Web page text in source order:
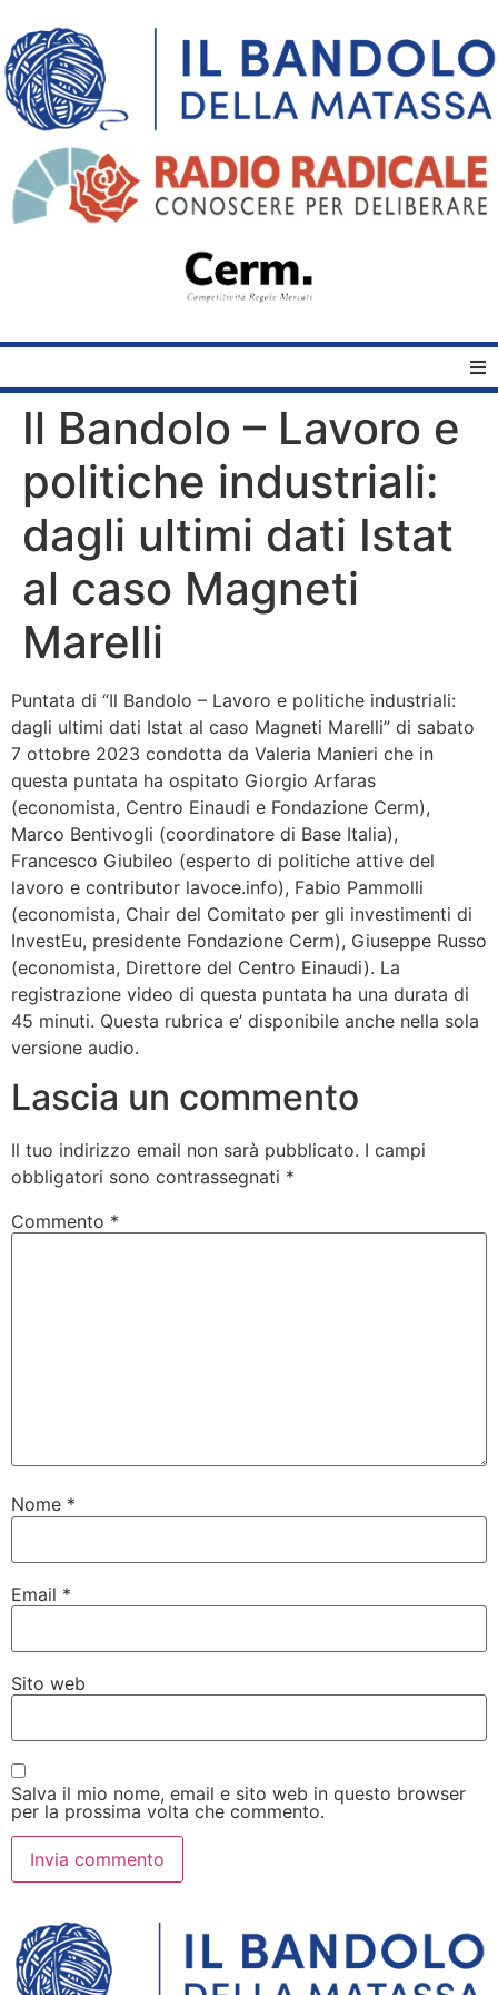
Home
Quelli del Bandolo
Bandolo
Connessioni
Fondazione CERM – Idee
Il Bandolo – Lavoro e
politiche industriali:
dagli ultimi dati Istat
al caso Magneti
Marelli
Puntata di “Il Bandolo – Lavoro e politiche industriali:
dagli ultimi dati Istat al caso Magneti Marelli” di sabato
7 ottobre 2023 condotta da Valeria Manieri che in
questa puntata ha ospitato Giorgio Arfaras
(economista, Centro Einaudi e Fondazione Cerm),
Marco Bentivogli (coordinatore di Base Italia),
Francesco Giubileo (esperto di politiche attive del
lavoro e contributor lavoce.info), Fabio Pammolli
(economista, Chair del Comitato per gli investimenti di
InvestEu, presidente Fondazione Cerm), Giuseppe Russo
(economista, Direttore del Centro Einaudi). La
registrazione video di questa puntata ha una durata di
45 minuti. Questa rubrica e’ disponibile anche nella sola
versione audio.
Lascia un commento
Il tuo indirizzo email non sarà pubblicato. I campi
obbligatori sono contrassegnati *
Commento *
Nome *
Email *
Sito web
Salva il mio nome, email e sito web in questo browser
per la prossima volta che commento.